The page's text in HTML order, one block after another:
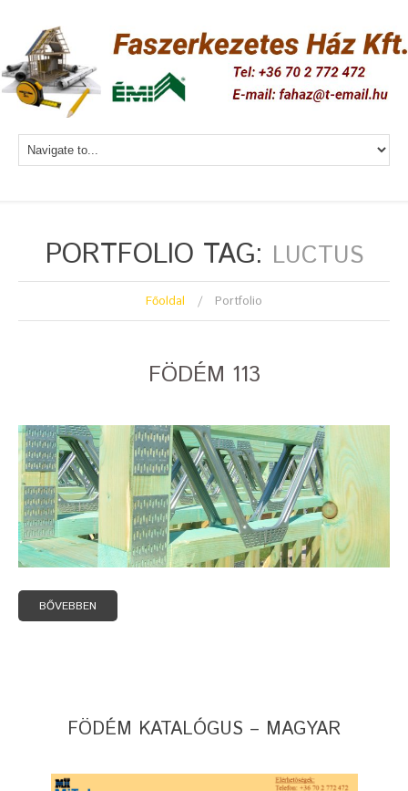
PORTFOLIO TAG: LUCTUS
Főoldal Portfolio
FÖDÉM 113
BŐVEBBEN
FÖDÉM KATALÓGUS – MAGYAR